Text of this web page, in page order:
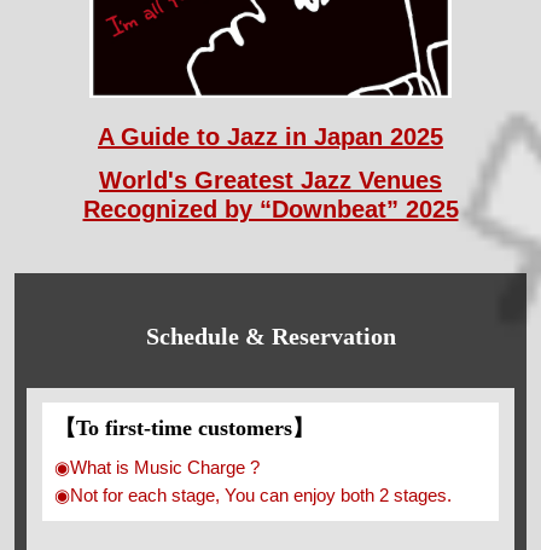
A Guide to Jazz in Japan 2025
World's Greatest Jazz Venues
Recognized by “Downbeat” 2025
Schedule & Reservation
【To first-time customers】
◉What is Music Charge ?
◉Not for each stage, You can enjoy both 2 stages.